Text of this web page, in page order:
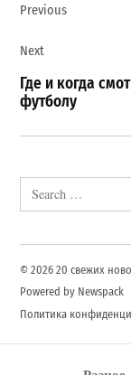
по
записям
Previous
Next
Где и когда
футболу
Search
for:
© 2026 20 свежих
Powered by Newspack
Политика